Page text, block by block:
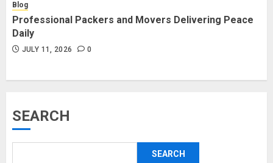
Blog
Professional Packers and Movers Delivering Peace
Daily
JULY 11, 2026 0
SEARCH
SEARCH